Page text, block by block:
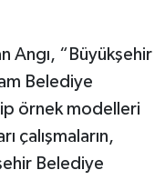
Angı, “Büyükşehir
Belediye
örnek modelleri
çalışmaların,
Belediye